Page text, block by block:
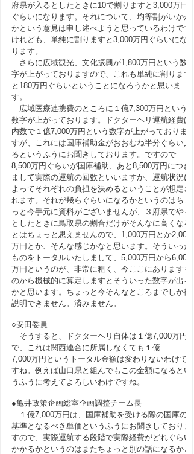
府県が入るとしたときに10で割りますと3,000万円
ぐらいになります。それについて、均等割がいかが
かという意見は申し述べようと思っているわけです
けれども、単純に割りますと3,000万円ぐらいにな
ります。
さらに広域観光、文化振興が1,800万円という数
字が上がっておりますので、これも単純に割ります
と180万円ぐらいということになろうかと思いま
す。
広域医療連携費のところに１億7,300万円という
数字が上がっております。ドクターヘリ運航経費は
内数で１億7,000万円という数字が上がっておりま
すが、これには国庫補助金がおおむね半分ぐらい入
るというふうにお聞きしております。ですので
8,500万円ぐらいが国庫補助、あと8,500万円につき
まして実際の運航の回数といいますか、運航状況に
よってそれぞれの負担を決めるということが想定さ
れます。それが幾らぐらいになるかというのはちょ
っと今手元に資料がございませんが、３府県でやる
としたときに鳥取県の割合だけがそんなに高くなる
とはちょっと思えませんので、1,000万円とか2,000
万円とか、そんな感じかなと思います。そういった
ものをトータルいたしまして、5,000万円から6,000
万円というのが、非常に粗く、今ここにありますも
のから機械的に算定しますとそういった数字が出る
かと思います。ちょっと今そんなところまでしか御
説明できません。済みません。
○安田委員
そうすると、ドクターヘリ自体は１億7,000万円
で、これは関西連合に所属しなくても１億
7,000万円というトータル金額は変わりないわけで
すね。例えば山口県と組んでもこの金額になるとい
うふうに考えてよろしいわけですね。
●亀井政策企画総室企画調整チーム長
１億7,000万円は、国庫補助を受ける際の国庫の
基準となるべき単価というふうにお聞きしておりま
すので、実際運航する段階で実際経費がどれぐらい
かかるかというのはまたちょっと別の話になるかと